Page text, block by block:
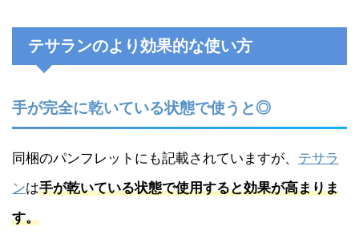
テサランのより効果的な使い方
手が完全に乾いている状態で使うと◎
同梱のパンフレットにも記載されていますが、 テサラ
ンは手が乾いている状態で使用すると効果が高まりま
す。